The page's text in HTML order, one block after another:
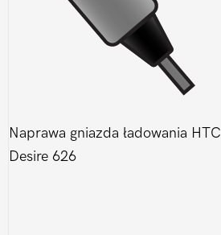
Naprawa gniazda ładowania HTC
Desire 626